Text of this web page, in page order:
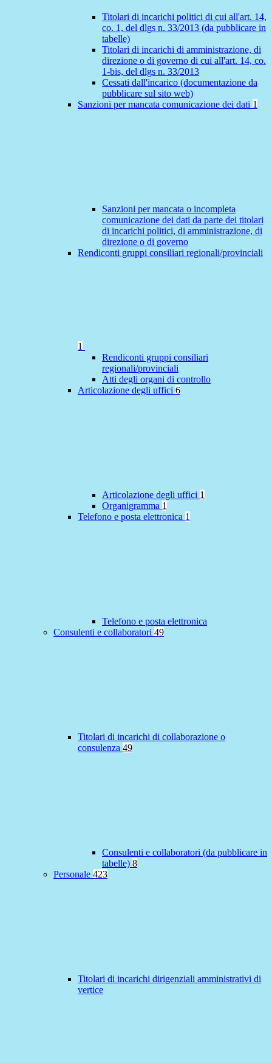
Titolari di incarichi politici di cui all'art. 14,
co. 1, del dlgs n. 33/2013 (da pubblicare in
tabelle)
Titolari di incarichi di amministrazione, di
direzione o di governo di cui all'art. 14, co.
1-bis, del dlgs n. 33/2013
Cessati dall'incarico (documentazione da
pubblicare sul sito web)
Sanzioni per mancata comunicazione dei dati 1
Sanzioni per mancata o incompleta
comunicazione dei dati da parte dei titolari
di incarichi politici, di amministrazione, di
direzione o di governo
Rendiconti gruppi consiliari regionali/provinciali
1
Rendiconti gruppi consiliari
regionali/provinciali
Atti degli organi di controllo
Articolazione degli uffici 6
Articolazione degli uffici 1
Organigramma 1
Telefono e posta elettronica 1
Telefono e posta elettronica
Consulenti e collaboratori 49
Titolari di incarichi di collaborazione o
consulenza 49
Consulenti e collaboratori (da pubblicare in
tabelle) 8
Personale 423
Titolari di incarichi dirigenziali amministrativi di
vertice